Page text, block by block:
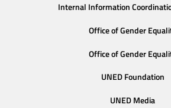
Internal Information
Office of Gender
Office of Gender
UNED Foundation
UNED Media